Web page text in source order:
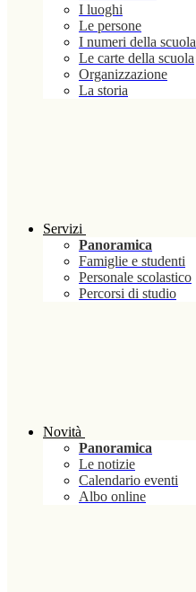
I luoghi
Le persone
I numeri della scuola
Le carte della scuola
Organizzazione
La storia
Servizi
Panoramica
Famiglie e studenti
Personale scolastico
Percorsi di studio
Novità
Panoramica
Le notizie
Calendario eventi
Albo online